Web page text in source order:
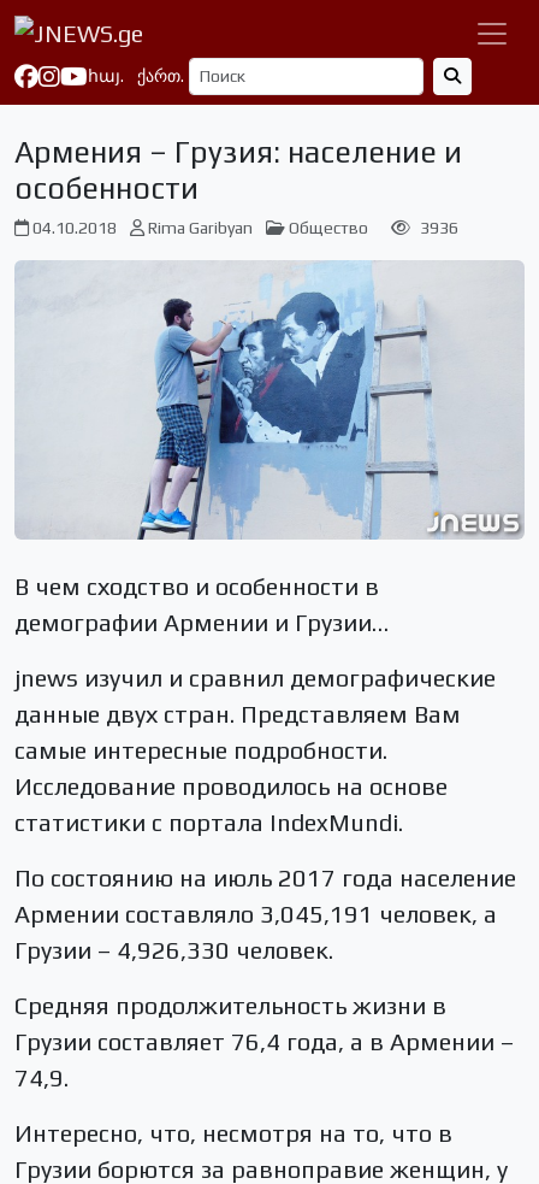
հայ. ქართ.
Армения – Грузия: население и
особенности
04.10.2018 Rima Garibyan Общество 3936
В чем сходство и особенности в
демографии Армении и Грузии…
jnews изучил и сравнил демографические
данные двух стран. Представляем Вам
самые интересные подробности.
Исследование проводилось на основе
статистики с портала IndexMundi.
По состоянию на июль 2017 года население
Армении составляло 3,045,191 человек, а
Грузии – 4,926,330 человек.
Средняя продолжительность жизни в
Грузии составляет 76,4 года, а в Армении –
74,9.
Интересно, что, несмотря на то, что в
Грузии борются за равноправие женщин, у